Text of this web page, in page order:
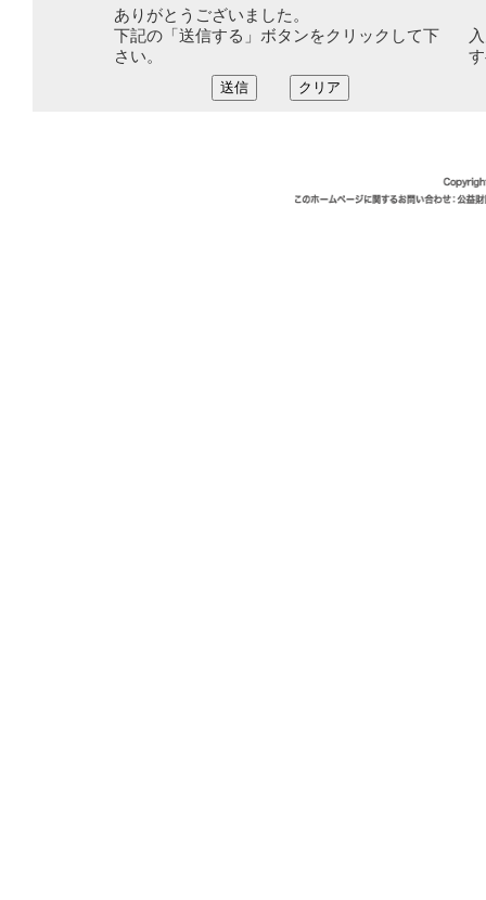
ありがとうございました。
下記の「送信する」ボタンをクリックして下
さい。